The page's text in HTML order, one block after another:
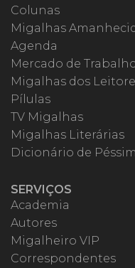
Colunas
Migalhas
Agenda
Mercado de
Migalhas dos
Pílulas
TV Migalhas
Migalhas Literárias
Dicionário de
SERVIÇOS
Academia
Autores
Migalheiro VIP
Correspondentes